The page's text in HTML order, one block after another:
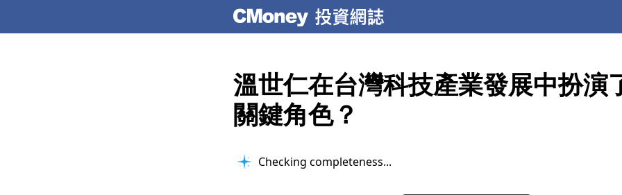
溫世仁在台灣科技產業發展中扮演
關鍵角色？
Checking completeness...